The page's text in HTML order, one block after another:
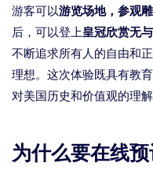
游客可以游览场地，参观
后，可以登上皇冠欣赏无
不断追求所有人的自由和
理想。这次体验既具有教
对美国历史和价值观的理解
为什么要在线预